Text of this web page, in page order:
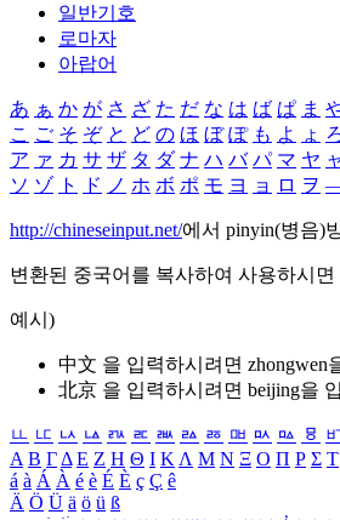
일반기호
로마자
아랍어
あ ぁ か が さ ざ た だ な は ば ぱ ま
こ ご そ ぞ と ど の ほ ぼ ぽ も よ ょ
ア ァ カ サ ザ タ ダ ナ ハ バ パ マ ヤ
ソ ゾ ト ド ノ ホ ボ ポ モ ヨ ョ ロ ヲ
http://chineseinput.net/에서 pinyin(병음)
변환된 중국어를 복사하여 사용하시면
예시)
中文 을 입력하시려면 zhongwen
北京 을 입력하시려면 beijing을
ㅥ ㅦ ㅧ ㅨ ㅩ ㅪ ㅫ ㅬ ㅭ ㅮ ㅯ ㅰ ㅱ
Α Β ΓΔ Ε Ζ Η Θ Ι ΚΛ Μ Ν Ξ Ο Π Ρ Σ Τ
á à Á À é è É È ç Ç ê
Ä Ö Ü ä ö ü ß